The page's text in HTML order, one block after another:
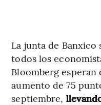
La junta de Banxico
todos los
Bloomberg esperan
aumento de 75
septiembre,